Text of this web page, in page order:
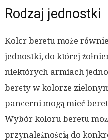
Rodzaj jednostki
Kolor beretu może
jednostki, do której
niektórych armiach
berety w kolorze
pancerni mogą mieć
Wybór koloru beretu
przynależnością do